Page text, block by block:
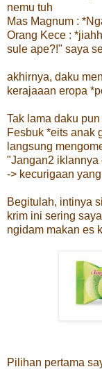
nemu tuh
Mas Magnum :
Orang Kece :
sule ape?!" saya
akhirnya, daku
kerajaaan eropa
Tak lama daku
Fesbuk *eits anak
langsung
"Jangan2 iklannya
-> kecurigaan
Begitulah, intinya
krim ini sering
ngidam makan es
Pilihan pertama